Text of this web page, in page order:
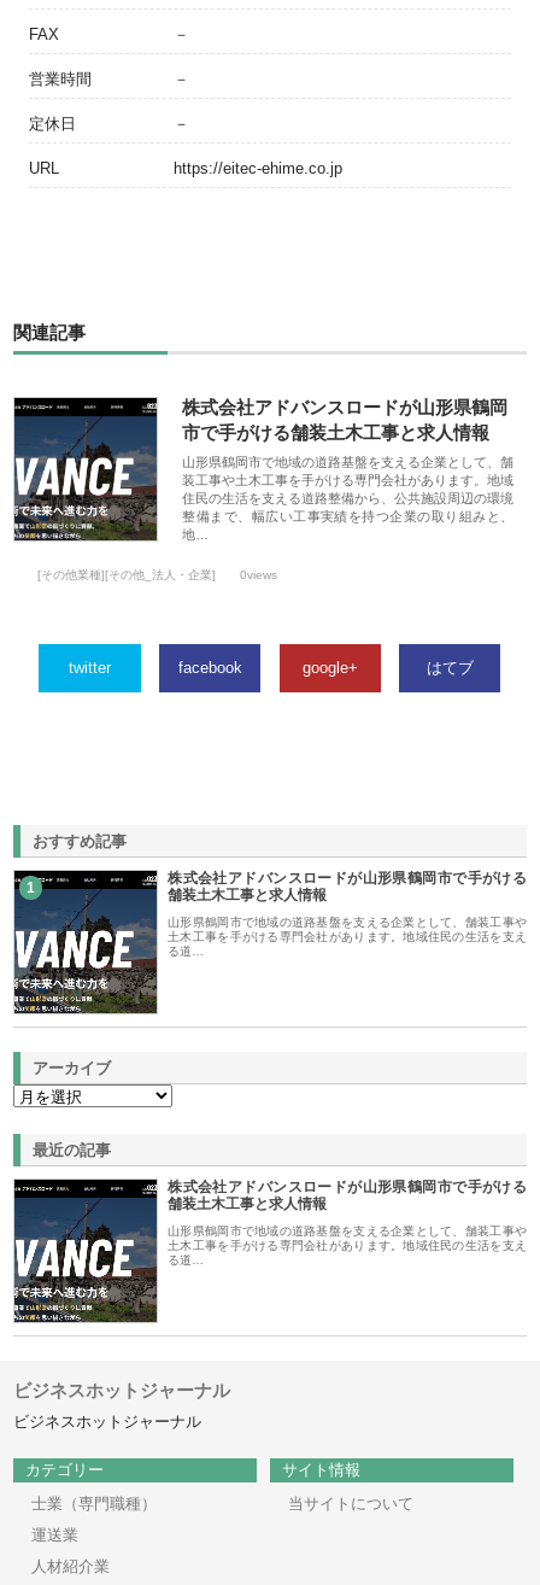
FAX －
営業時間 －
定休日 －
URL https://eitec-ehime.co.jp
関連記事
株式会社アドバンスロードが山形県鶴岡
市で手がける舗装土木工事と求人情報
山形県鶴岡市で地域の道路基盤を支える企業として、舗
装工事や土木工事を手がける専門会社があります。地域
住民の生活を支える道路整備から、公共施設周辺の環境
整備まで、幅広い工事実績を持つ企業の取り組みと、
地…
[その他業種][その他_法人・企業] 0views
twitter facebook google+ はてブ
おすすめ記事
1
株式会社アドバンスロードが山形県鶴岡市で手がける
舗装土木工事と求人情報
山形県鶴岡市で地域の道路基盤を支える企業として、舗装工事や
土木工事を手がける専門会社があります。地域住民の生活を支え
る道…
アーカイブ
最近の記事
株式会社アドバンスロードが山形県鶴岡市で手がける
舗装土木工事と求人情報
山形県鶴岡市で地域の道路基盤を支える企業として、舗装工事や
土木工事を手がける専門会社があります。地域住民の生活を支え
る道…
ビジネスホットジャーナル
ビジネスホットジャーナル
カテゴリー
士業（専門職種）
運送業
人材紹介業
サイト情報
当サイトについて